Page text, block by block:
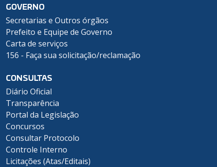
GOVERNO
Secretarias e Outros órgãos
Prefeito e Equipe de Governo
Carta de serviços
156 - Faça sua solicitação/reclamação
CONSULTAS
Diário Oficial
Transparência
Portal da Legislação
Concursos
Consultar Protocolo
Controle Interno
Licitações (Atas/Editais)